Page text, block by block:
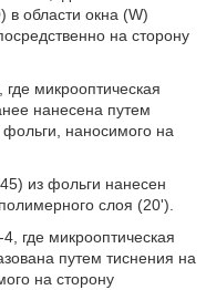
в области окна (W)
на сторону
микрооптическая
нанесена путем
наносимого на
из фольги нанесен
слоя (20').
где микрооптическая
путем тиснения на
на сторону